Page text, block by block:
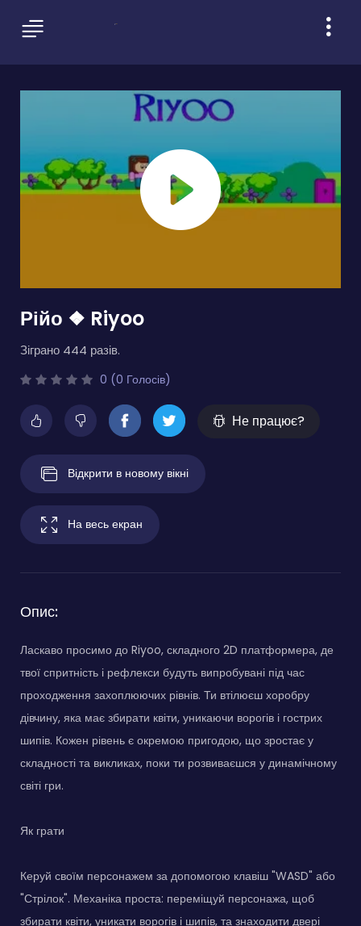
Рійо ❖ Riyoo
Зіграно 444 разів.
0 (0 Голосів)
Не працює?
Відкрити в новому вікні
На весь екран
Опис:
Ласкаво просимо до Riyoo, складного 2D платформера, де
твої спритність і рефлекси будуть випробувані під час
проходження захоплюючих рівнів. Ти втілюєш хоробру
дівчину, яка має збирати квіти, уникаючи ворогів і гострих
шипів. Кожен рівень є окремою пригодою, що зростає у
складності та викликах, поки ти розвиваєшся у динамічному
світі гри.
Як грати
Керуй своїм персонажем за допомогою клавіш "WASD" або
"Стрілок". Механіка проста: переміщуй персонажа, щоб
збирати квіти, уникати ворогів і шипів, та знаходити двері